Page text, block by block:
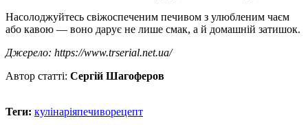
Насолоджуйтесь свіжоспеченим печивом з улюбленим чаєм
або кавою — воно дарує не лише смак, а й домашній затишок.
Джерело: https://www.trserial.net.ua/
Автор статті: Сергій Шагоферов
Теги: кулінаріяпечиворецепт